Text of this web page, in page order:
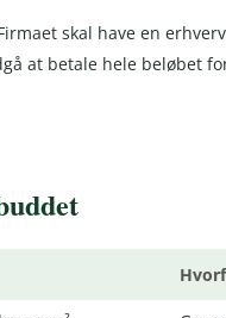
skal have en
at betale hele beløbet